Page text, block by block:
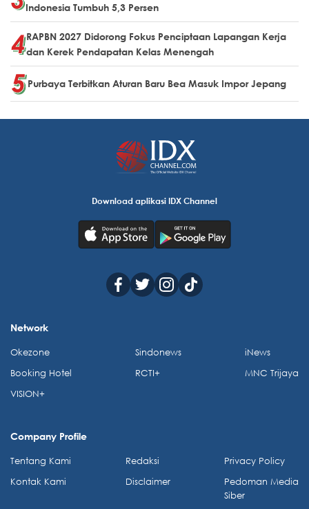
Indonesia Tumbuh 5,3 Persen
RAPBN 2027 Didorong Fokus Penciptaan Lapangan Kerja
dan Kerek Pendapatan Kelas Menengah
Purbaya Terbitkan Aturan Baru Bea Masuk Impor Jepang
Download aplikasi IDX Channel
Network
Okezone
Booking Hotel
VISION+
Sindonews
RCTI+
iNews
MNC Trijaya
Company Profile
Tentang Kami
Kontak Kami
Redaksi
Disclaimer
Privacy Policy
Pedoman Media
Siber